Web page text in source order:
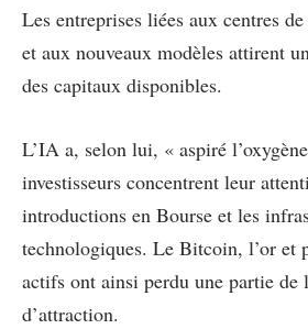
Les entreprises liées aux centres
et aux nouveaux modèles attirent
des capitaux disponibles.
L’IA a, selon lui, « aspiré
investisseurs concentrent leur
introductions en Bourse et les
technologiques. Le Bitcoin, l’or et
actifs ont ainsi perdu une partie de
d’attraction.